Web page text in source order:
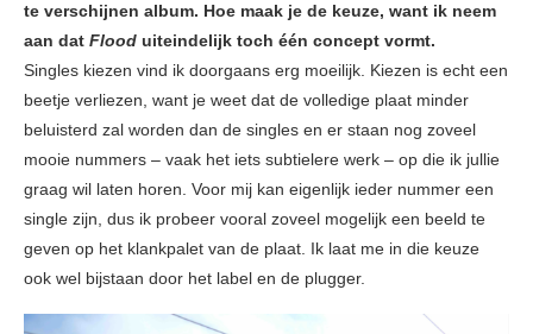
te verschijnen album. Hoe maak je de keuze, want ik neem
aan dat Flood uiteindelijk toch één concept vormt.
Singles kiezen vind ik doorgaans erg moeilijk. Kiezen is echt een
beetje verliezen, want je weet dat de volledige plaat minder
beluisterd zal worden dan de singles en er staan nog zoveel
mooie nummers – vaak het iets subtielere werk – op die ik jullie
graag wil laten horen. Voor mij kan eigenlijk ieder nummer een
single zijn, dus ik probeer vooral zoveel mogelijk een beeld te
geven op het klankpalet van de plaat. Ik laat me in die keuze
ook wel bijstaan door het label en de plugger.